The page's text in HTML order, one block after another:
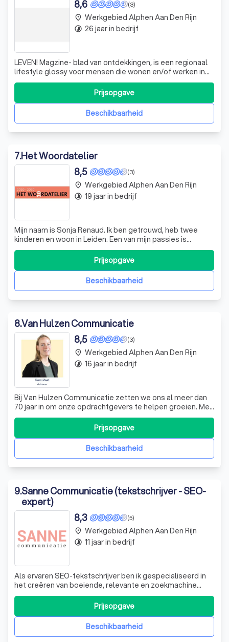
(3)
8,6
LEVEN! Magzine- blad van ontdekkingen, is een regionaal
lifestyle glossy voor mensen die wonen en/of werken in
de regio Haaglanden. Met aandacht voor bijzondere
mensen, projecten, plekken en producten, brengen we
een inspirerende en onderhoudende mix van verhalen die
dichtbij de lezer staan. Met ee
Beschikbaarheid
Prijsopgave
place Werkgebied Alphen Aan Den Rijn
timelapse 26 jaar in bedrijf
7.Het Woordatelier
(3)
8,5
Mijn naam is Sonja Renaud. Ik ben getrouwd, heb twee
kinderen en woon in Leiden. Een van mijn passies is
geschiedenis. Daarom koos ik voor de studie
Geschiedenis aan de Universiteit Leiden en deze heb ik
ook afgerond. Daarna heb ik eerst een aantal jaren bij de
bekende Leidse boekhandel Kooyker gewe
Beschikbaarheid
Prijsopgave
place Werkgebied Alphen Aan Den Rijn
timelapse 19 jaar in bedrijf
8.Van Hulzen Communicatie
(3)
8,5
Bij Van Hulzen Communicatie zetten we ons al meer dan
70 jaar in om onze opdrachtgevers te helpen groeien. Met
een team van twintig professionals combineren we
strategie, creatie en content om effectieve
communicatie te realiseren. Onze rijke geschiedenis
begon in 1950, toen Kick van Hulzen het eers
Beschikbaarheid
Prijsopgave
place Werkgebied Alphen Aan Den Rijn
timelapse 16 jaar in bedrijf
9.Sanne Communicatie (tekstschrijver - SEO-
expert)
(5)
8,3
Als ervaren SEO-tekstschrijver ben ik gespecialiseerd in
het creëren van boeiende, relevante en zoekmachine
geoptimaliseerde teksten. Ik werk voornamelijk vanuit mijn
thuiskantoor in Roelofarendsveen, maar als freelancer kan
ik overal werken waar wifi is. Mijn diensten variëren van het
Beschikbaarheid
Prijsopgave
place Werkgebied Alphen Aan Den Rijn
timelapse 11 jaar in bedrijf